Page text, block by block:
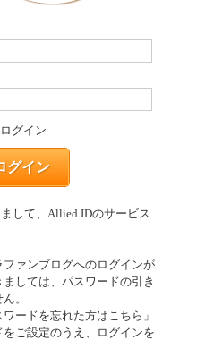
グイン
グイン
して、Allied IDのサービス
ファンブログへのログインが
しては、パスワードの引き
。
ードを忘れた方はこちら」
ご設定のうえ、ログインを